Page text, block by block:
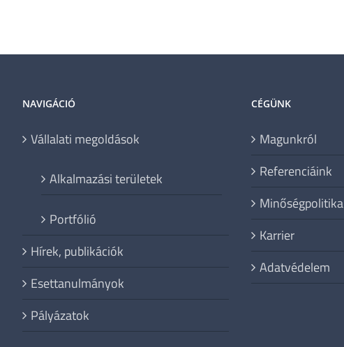
NAVIGÁCIÓ
Vállalati megoldások
Alkalmazási területek
Portfólió
Hírek, publikációk
Esettanulmányok
Pályázatok
CÉGÜNK
Magunkról
Referenciáink
Minőségpolitika
Karrier
Adatvédelem